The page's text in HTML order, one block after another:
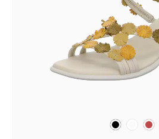
schwarzsonstige
rot